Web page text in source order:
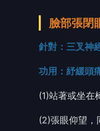
臉部張閉
針對： 三叉神
功用：紓緩頭
(1)站著或坐在
(2)張眼仰望，